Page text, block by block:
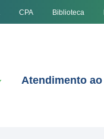
CPA Biblioteca
Atendimento